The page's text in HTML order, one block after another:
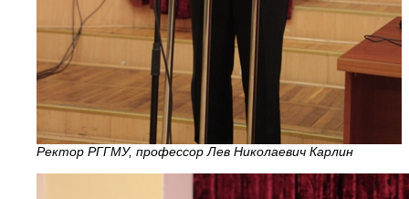
Ректор РГГМУ, профессор Лев Николаевич Карлин